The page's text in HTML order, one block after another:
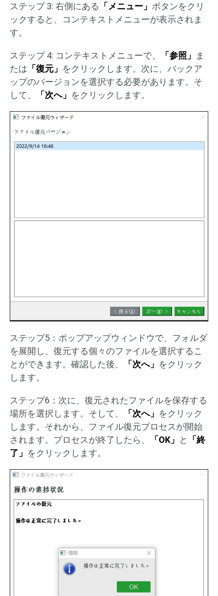
ステップ 3: 右側にある 「メニュー」 ボタンをクリ
ックすると、コンテキストメニューが表示されま
す。
ステップ 4: コンテキストメニューで、 「参照」
ま
たは 「復元」 をクリックします。次に、バックア
ップのバージョンを選択する必要があります。そ
して、
「次へ」 をクリックします。
ステップ5：ポップアップウィンドウで、フォルダ
を展開し、復元する個々のファイルを選択するこ
とができます。確認した後、
「次へ」 をクリック
します。
ステップ6：次に、復元されたファイルを保存する
場所を選択します。そして、
「次へ」 をクリック
します。それから、ファイル復元プロセスが開始
されます。プロセスが終了したら、
「OK」 と
「終
了」 をクリックします。